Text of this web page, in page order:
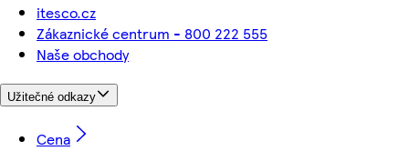
itesco.cz
Zákaznické centrum - 800 222 555
Naše obchody
Užitečné odkazy
Cena